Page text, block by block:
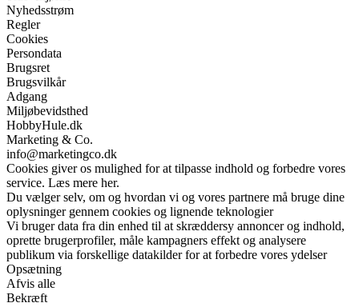
Nyhedsstrøm
Regler
Cookies
Persondata
Brugsret
Brugsvilkår
Adgang
Miljøbevidsthed
HobbyHule.dk
Marketing & Co.
info@marketingco.dk
Cookies giver os mulighed for at tilpasse indhold og forbedre vores
service. Læs mere her.
Du vælger selv, om og hvordan vi og vores partnere må bruge dine
oplysninger gennem cookies og lignende teknologier
Vi bruger data fra din enhed til at skræddersy annoncer og indhold,
oprette brugerprofiler, måle kampagners effekt og analysere
publikum via forskellige datakilder for at forbedre vores ydelser
Opsætning
Afvis alle
Bekræft